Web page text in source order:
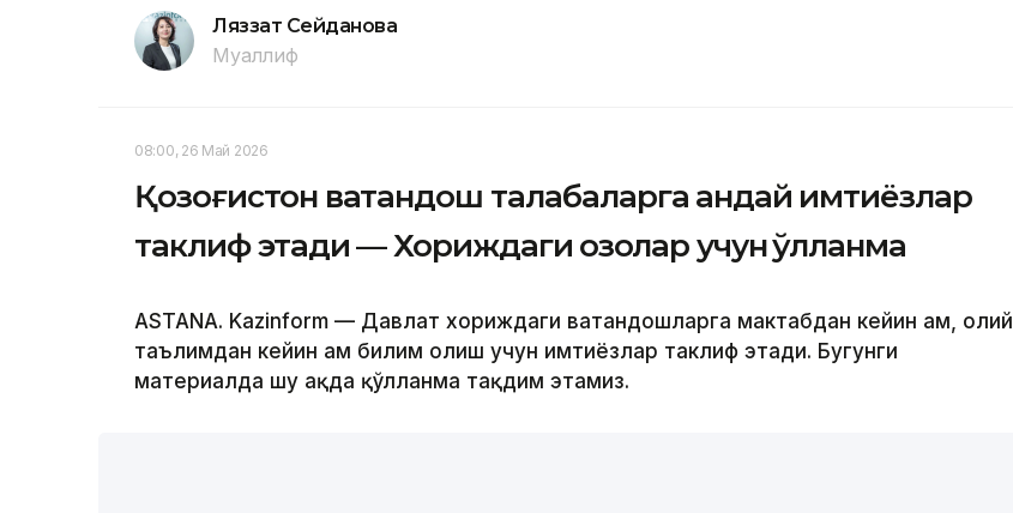
Ляззат Сейданова
Муаллиф
08:00, 26 Май 2026
Қозоғистон ватандош талабаларга қандай имтиёзлар
таклиф этади — Хориждаги қозоқлар учун қўлланма
ASTANA. Kazinform — Давлат хориждаги ватандошларга мактабдан кейин ҳам, олий
таълимдан кейин ҳам билим олиш учун имтиёзлар таклиф этади. Бугунги
материалда шу ҳақда қўлланма тақдим этамиз.